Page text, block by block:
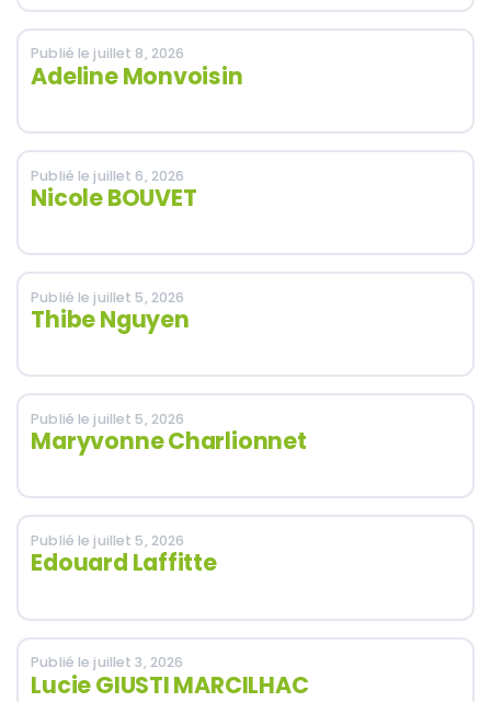
Publié le juillet 8, 2026
Adeline Monvoisin
Publié le juillet 6, 2026
Nicole BOUVET
Publié le juillet 5, 2026
Thibe Nguyen
Publié le juillet 5, 2026
Maryvonne Charlionnet
Publié le juillet 5, 2026
Edouard Laffitte
Publié le juillet 3, 2026
Lucie GIUSTI MARCILHAC